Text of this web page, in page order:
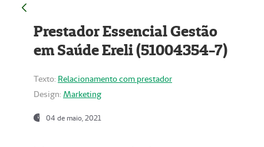
Prestador Essencial Gestão
em Saúde Ereli (51004354-7)
Texto: Relacionamento com prestador
Design: Marketing
04 de maio, 2021